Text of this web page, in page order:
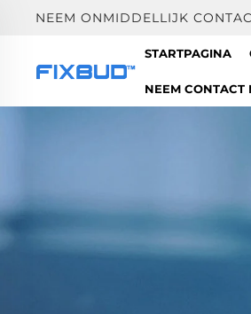
NEEM ONMIDDELLIJK
STARTPAGINA
NEEM CONTACT